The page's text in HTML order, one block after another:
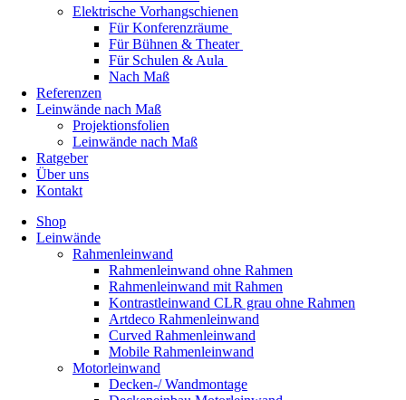
Elektrische Vorhangschienen
Für Konferenzräume
Für Bühnen & Theater
Für Schulen & Aula
Nach Maß
Referenzen
Leinwände nach Maß
Projektionsfolien
Leinwände nach Maß
Ratgeber
Über uns
Kontakt
Shop
Leinwände
Rahmenleinwand
Rahmenleinwand ohne Rahmen
Rahmenleinwand mit Rahmen
Kontrastleinwand CLR grau ohne Rahmen
Artdeco Rahmenleinwand
Curved Rahmenleinwand
Mobile Rahmenleinwand
Motorleinwand
Decken-/ Wandmontage